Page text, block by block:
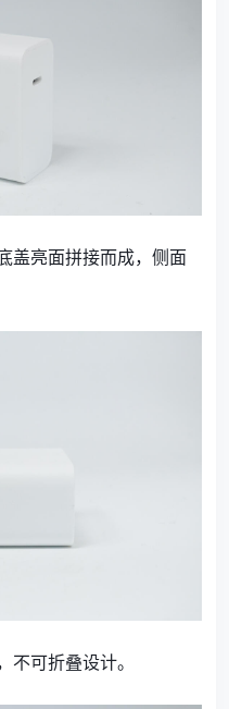
盖亮面拼接而成，侧面
可折叠设计。